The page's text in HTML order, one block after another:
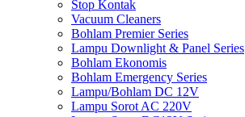
Stop Kontak
Vacuum Cleaners
Bohlam Premier Series
Lampu Downlight & Panel Series
Bohlam Ekonomis
Bohlam Emergency Series
Lampu/Bohlam DC 12V
Lampu Sorot AC 220V